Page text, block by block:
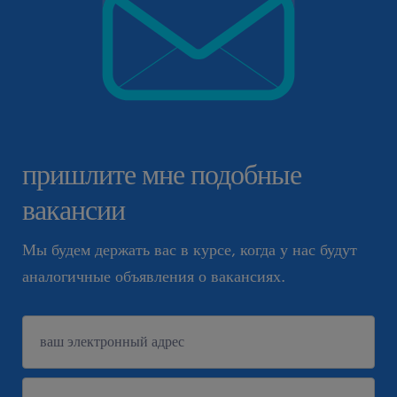
пришлите мне подобные
вакансии
Мы будем держать вас в курсе, когда у нас будут
аналогичные объявления о вакансиях.